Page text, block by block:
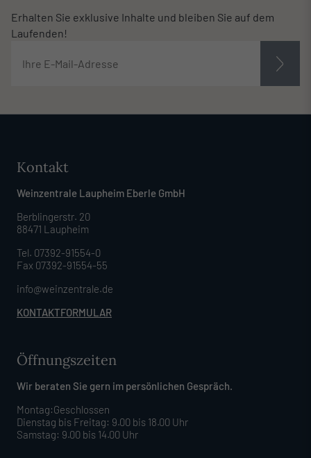
Erhalten Sie exklusive Inhalte und bleiben Sie auf dem
Laufenden!
Kontakt
Weinzentrale Laupheim Eberle GmbH
Berblingerstr. 20
88471 Laupheim
Tel. 07392-91554-0
Fax 07392-91554-55
info@weinzentrale.de
KONTAKTFORMULAR
Öffnungszeiten
Wir beraten Sie gern im persönlichen Gespräch.
Montag:Geschlossen
Dienstag bis Freitag: 9.00 bis 18.00 Uhr
Samstag: 9.00 bis 14.00 Uhr